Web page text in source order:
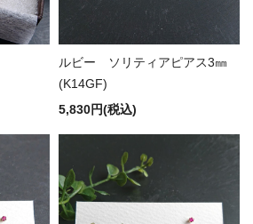
ルビー ソリティアピアス3㎜
(K14GF)
5,830円(税込)